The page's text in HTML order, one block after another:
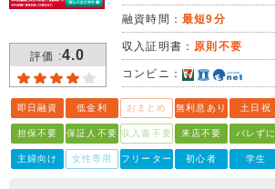
評価 :4.0
融資時間： 最短9分
収入証明書： 原則不要
コンビニ：
即日融資 低金利 おまとめ 無利息あり 土日祝
担保不要 保証人不要 収入書不要 来店不要 バレずに
主婦向け 女性専用 フリーター 初心者 学生